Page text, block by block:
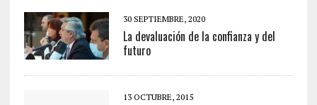
30 SEPTIEMBRE, 2020
La devaluación de la confianza y del
futuro
13 OCTUBRE, 2015